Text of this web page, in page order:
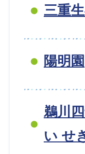
三重
陽明
鵜川
い せ